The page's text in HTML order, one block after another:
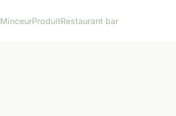
MinceurProduitRestaurant bar